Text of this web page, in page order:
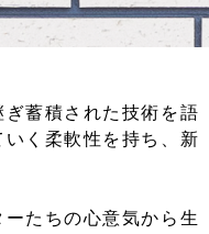
蓄積された技術を語
く柔軟性を持ち、新
たちの心意気から生